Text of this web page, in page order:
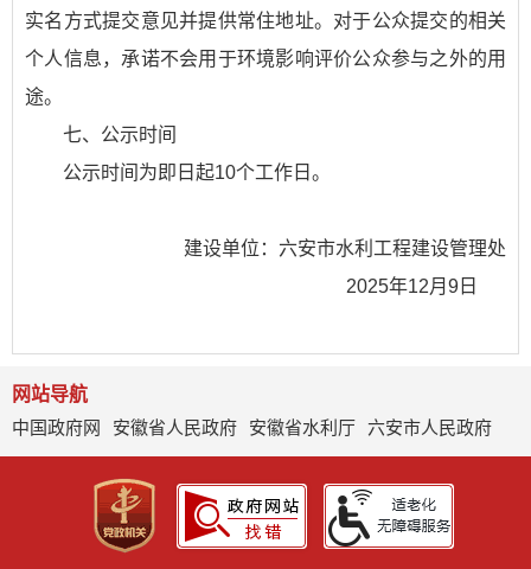
实名方式提交意见并提供常住地址。对于公众提交的相关
个人信息，承诺不会用于环境影响评价公众参与之外的用
途。
七、公示时间
公示时间为即日起10个工作日。
建设单位：六安市水利工程建设管理处
2025年12月9日
网站导航
中国政府网
安徽省人民政府 安徽省水利厅 六安市人民政府